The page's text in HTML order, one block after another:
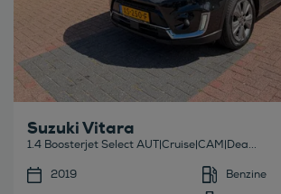
Suzuki Vitara
1.4 Boosterjet Select AUT|Cruise|CAM|Dea...
2019
Benzine